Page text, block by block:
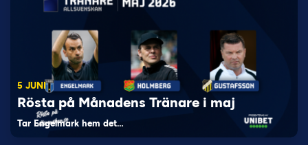
5 JUNI
Rösta på Månadens Tränare i maj
Tar Engelmark hem det…